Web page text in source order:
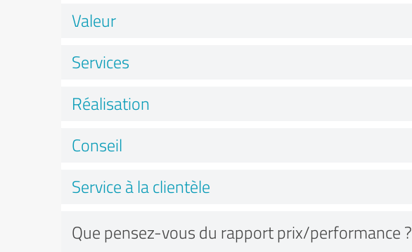
Valeur
Services
Réalisation
Conseil
Service à la clientèle
Que pensez-vous du rapport prix/performance ?